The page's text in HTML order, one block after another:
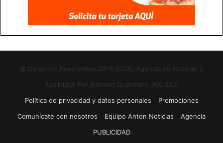
© Derechos Reservados 2015-2026, Agencia de Noticias y
Publicidad Por Internet Querétaro 360 SAS.
Política de privacidad y datos personales
Promociones
Comunícate con nosotros
Equipo Anton Noticias
Agencia
PUBLICIDAD